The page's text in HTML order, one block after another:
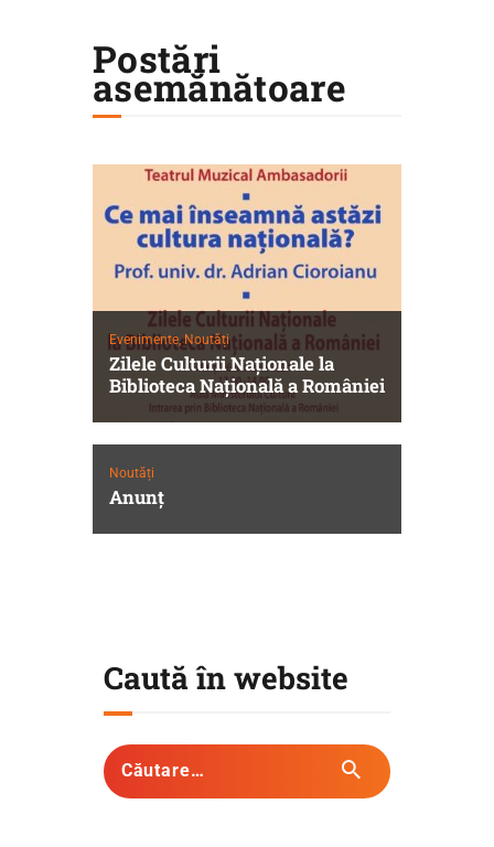
Postări
asemănătoare
Evenimente,Noutăți
Zilele Culturii Naționale la
Biblioteca Națională a României
Noutăți
Anunţ
Caută în website